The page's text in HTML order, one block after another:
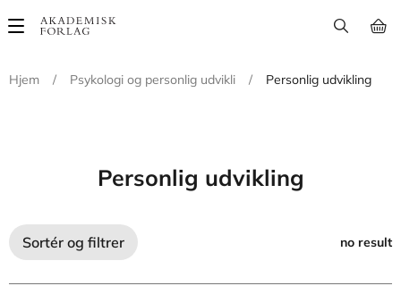
Main
Hjem
/ Psykologi og personlig udvikli / Personlig udvikling
Personlig udvikling
Sortér og filtrer no result